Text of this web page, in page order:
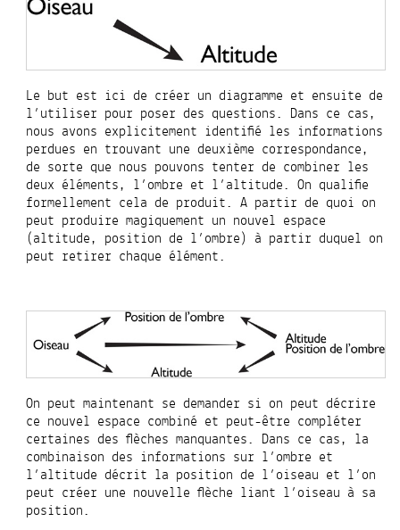
Le but est ici de créer un diagramme et ensuite de
l’utiliser pour poser des questions. Dans ce cas,
nous avons explicitement identifié les informations
perdues en trouvant une deuxième correspondance,
de sorte que nous pouvons tenter de combiner les
deux éléments, l’ombre et l’altitude. On qualifie
formellement cela de produit. A partir de quoi on
peut produire magiquement un nouvel espace
(altitude, position de l’ombre) à partir duquel on
peut retirer chaque élément.
On peut maintenant se demander si on peut décrire
ce nouvel espace combiné et peut-être compléter
certaines des flèches manquantes. Dans ce cas, la
combinaison des informations sur l’ombre et
l’altitude décrit la position de l’oiseau et l’on
peut créer une nouvelle flèche liant l’oiseau à sa
position.